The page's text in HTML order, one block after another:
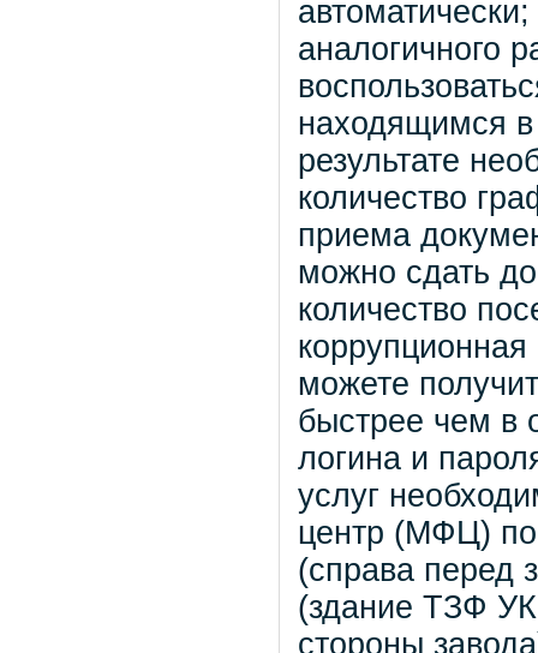
аналогичного
находящимся в
результате
количество
приема
можно сдать
количество
можете
быстрее чем в
логина и
услуг
центр (МФЦ) по
(справа перед
(здание ТЗФ
стороны